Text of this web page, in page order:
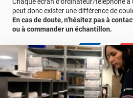
*****
Il y a 1946 jours
Pas si facile d'oter les petites poches
Ont a beaucoup de vis à vis et la ont
nous
*****
Il y a 2018 jours
Très bon produit et répondant à nos
technique ou à nous contacter
Durabilité : 5 à 8 ans pour une
Référence produit :MIROIR200x
Chaque écran d’ordinateur/téléphone a
peut donc exister une différence de
En cas de doute, n’hésitez pas à
ou à commander un échantillon.